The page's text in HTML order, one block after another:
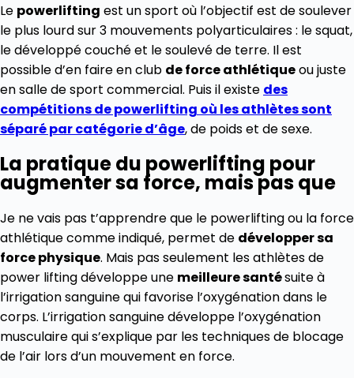
Le powerlifting est un sport où l’objectif est de soulever
le plus lourd sur 3 mouvements polyarticulaires: le squat,
le développé couché et le soulevé de terre. Il est
possible d’en faire en club de force athlétiqueou juste
en salle de sport commercial. Puis il existe des
compétitions de powerlifting où les athlètes sont
séparé par catégorie d’âge, de poids et de sexe.
La pratique du powerlifting pour
augmenter sa force, mais pas que
Je ne vais pas t’apprendre que le powerlifting ou la force
athlétique comme indiqué, permet de développer sa
force physique. Mais pas seulement les athlètes de
power lifting développe une meilleure santésuite à
l’irrigation sanguine qui favorise l’oxygénation dans le
corps. L’irrigation sanguine développe l’oxygénation
musculaire qui s’explique par les techniques de blocage
de l’air lors d’un mouvement en force.